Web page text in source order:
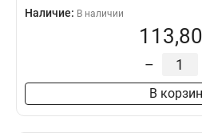
Наличие: В наличии
–
В